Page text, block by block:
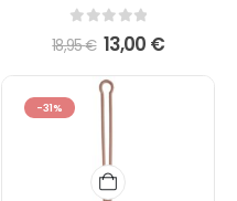
sur 5
18,95€ Le
prix
initial
était :
13,00 €Le
actuel
-31%